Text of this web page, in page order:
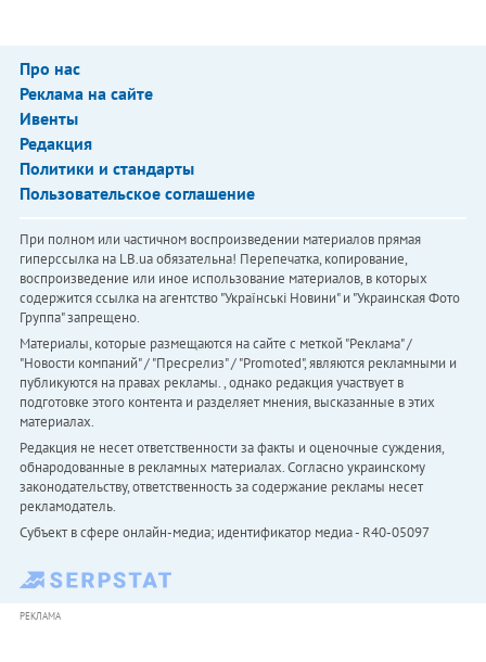
Про нас
Реклама на сайте
Ивенты
Редакция
Политики и стандарты
Пользовательское соглашение
При полном или частичном воспроизведении материалов прямая
гиперссылка на LB.ua обязательна! Перепечатка, копирование,
воспроизведение или иное использование материалов, в которых
содержится ссылка на агентство "Українськi Новини" и "Украинская Фото
Группа" запрещено.
Материалы, которые размещаются на сайте с меткой "Реклама" /
"Новости компаний" / "Пресрелиз" / "Promoted", являются рекламными и
публикуются на правах рекламы. , однако редакция участвует в
подготовке этого контента и разделяет мнения, высказанные в этих
материалах.
Редакция не несет ответственности за факты и оценочные суждения,
обнародованные в рекламных материалах. Согласно украинскому
законодательству, ответственность за содержание рекламы несет
рекламодатель.
Субъект в сфере онлайн-медиа; идентификатор медиа - R40-05097
РЕКЛАМА